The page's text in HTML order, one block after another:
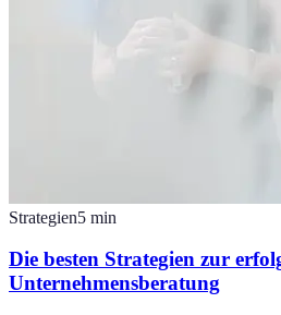
Strategien5 min
Die besten Strategien zur
Unternehmensberatung